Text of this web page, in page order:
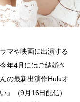
マや映画に出演する
年4月にはご結婚さ
の最新出演作Huluオ
』（9月16日配信）